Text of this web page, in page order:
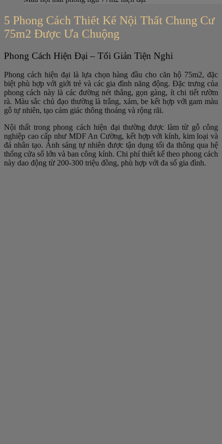
5 Phong Cách Thiết Kế Nội Thất Chung Cư
75m2 Được Ưa Chuộng
Phong Cách Hiện Đại – Tối Giản Tiện Nghi
Phong cách hiện đại là lựa chọn hàng đầu cho căn hộ 75m2, đặc
biệt phù hợp với giới trẻ và các gia đình năng động. Đặc trưng của
phong cách này là các đường nét thẳng, gọn gàng, ít chi tiết rườm
rà. Màu sắc chủ đạo thường là trắng, xám, be kết hợp với gam màu
gỗ tự nhiên, tạo cảm giác thông thoáng và rộng rãi.
Nội thất trong phong cách hiện đại thường được làm từ gỗ công
nghiệp cao cấp như MDF An Cường, kết hợp với kính, kim loại và
đá nhân tạo. Ánh sáng tự nhiên được tận dụng tối đa thông qua hệ
thống cửa sổ lớn và ban công kính. Chi phí thiết kế theo phong cách
này dao động từ 200-300 triệu đồng, phù hợp với đa số gia đình.